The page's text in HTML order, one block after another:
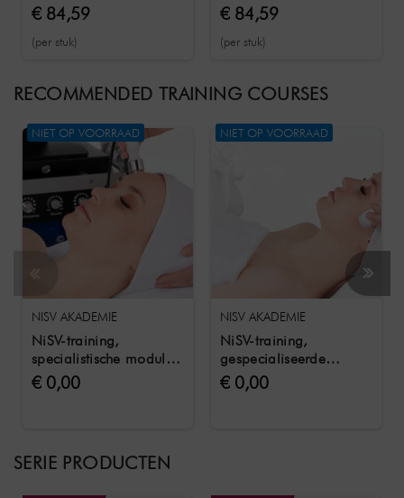
305 / 740 - 1100 nm
€ 84,59
(per stuk)
55 / OD 5/6/7 / 740 -
1100 nm
€ 84,59
(per stuk)
RECOMMENDED TRAINING COURSES
NIET OP VOORRAAD
NISV AKADEMIE
NiSV-training,
specialistische module
1 De huid en haar
aanhangsels
€ 0,00
NIET OP VOORRAAD
NISV AKADEMIE
NiSV-training,
gespecialiseerde
kennismodule 3 EMV in
cosmetica
€ 0,00
SERIE PRODUCTEN